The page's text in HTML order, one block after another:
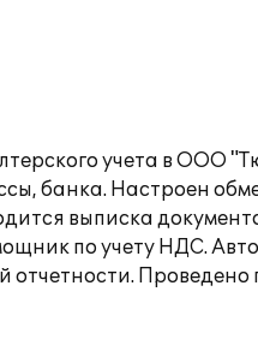
учета в ООО
банка. Настроен
выписка
по учету НДС.
отчетности.